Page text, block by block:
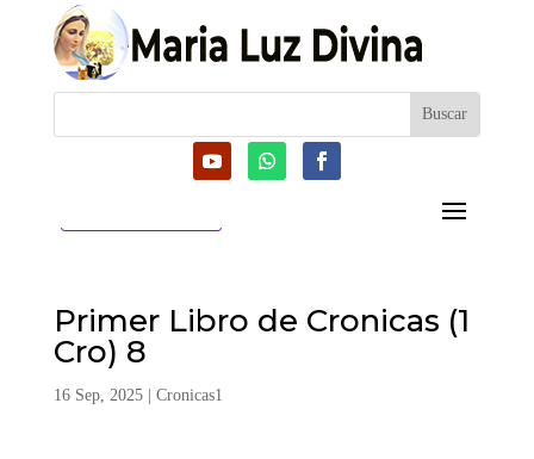
Primer Libro de Cronicas (1
Cro) 8
16 Sep, 2025| Cronicas1